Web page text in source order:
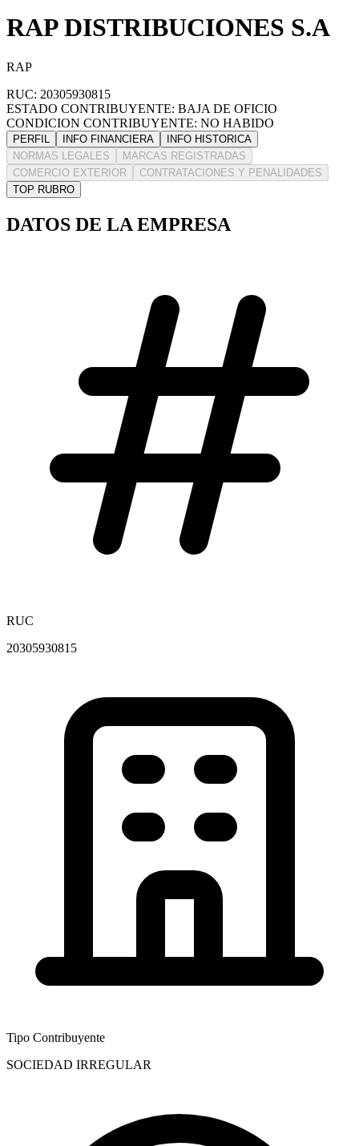
RAP DISTRIBUCIONES S.A
RAP
RUC: 20305930815
ESTADO CONTRIBUYENTE: BAJA DE OFICIO
CONDICION CONTRIBUYENTE: NO HABIDO
PERFIL INFO FINANCIERA
INFO HISTORICA
NORMAS LEGALES
MARCAS REGISTRADAS
COMERCIO EXTERIOR
CONTRATACIONES Y PENALIDADES
TOP RUBRO
DATOS DE LA EMPRESA
RUC
20305930815
Tipo Contribuyente
SOCIEDAD IRREGULAR